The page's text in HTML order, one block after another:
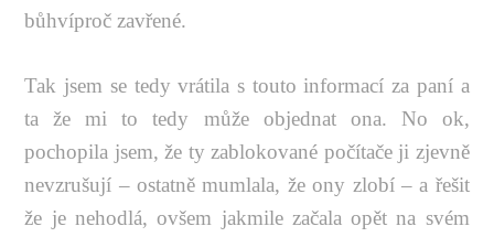
bůhvíproč zavřené.
Tak jsem se tedy vrátila s touto informací za paní a
ta že mi to tedy může objednat ona. No ok,
pochopila jsem, že ty zablokované počítače ji zjevně
nevzrušují – ostatně mumlala, že ony zlobí – a řešit
že je nehodlá, ovšem jakmile začala opět na svém